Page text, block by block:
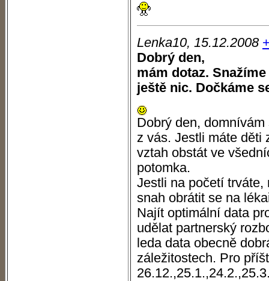
Lenka10, 15.12.2008
Dobrý den,
mám dotaz.
ještě nic. Dočkáme
Dobrý den,
z vás. Jestli máte děti
vztah obstát ve
potomka.
Jestli na početí trváte,
snah obrátit se na
Najít optimální data
udělat partnerský
leda data obecně
záležitostech. Pro